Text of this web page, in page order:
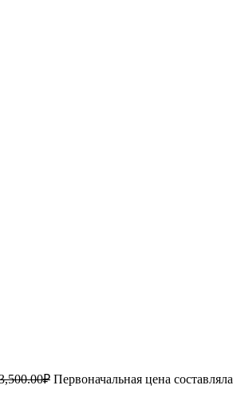
₽ Первоначальная цена составляла